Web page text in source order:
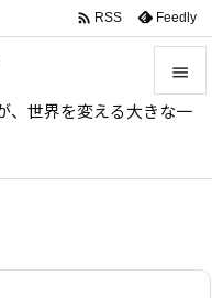
、世界を変える大きな一



 RSS Feedly